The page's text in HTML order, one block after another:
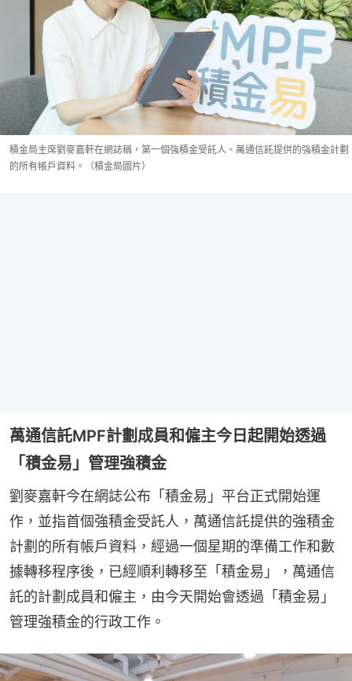
積金局主席劉麥嘉軒在網誌稱，第一個強積金受託人、萬通信託提供的強積金計劃
的所有帳戶資料。（積金局圖片）
萬通信託MPF計劃成員和僱主今日起開始透過
「積金易」管理強積金
劉麥嘉軒今在網誌公布「積金易」平台正式開始運
作，並指首個強積金受託人，萬通信託提供的強積金
計劃的所有帳戶資料，經過一個星期的準備工作和數
據轉移程序後，已經順利轉移至「積金易」，萬通信
託的計劃成員和僱主，由今天開始會透過「積金易」
管理強積金的行政工作。